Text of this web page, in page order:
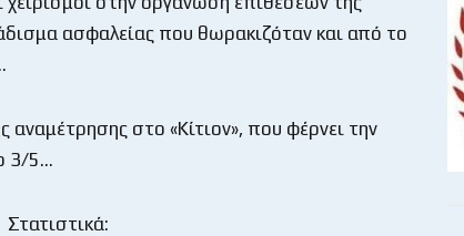
ασφαλείας που θωρακιζόταν και από το
στο «Κίτιον», που φέρνει την
3/5…
Στατιστικά: